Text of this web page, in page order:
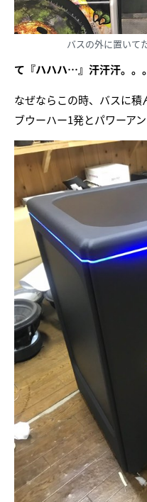
バスの外に置いて
て『ハハハ…』汗汗汗。。。
なぜならこの時、バスに
ブウーハー1発とパワーアン